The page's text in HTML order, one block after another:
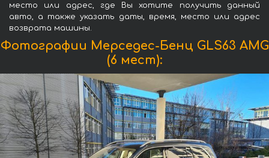
место или адрес, где Вы хотите получить данный
авто, а также указать даты, время, место или адрес
возврата машины.
Фотографии Мерседес-Бенц GLS63 AMG
(6 мест):